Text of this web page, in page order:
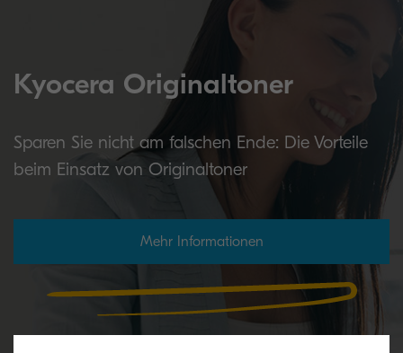
Kyocera Originaltoner
Sparen Sie nicht am falschen Ende: Die Vorteile
beim Einsatz von Originaltoner
Mehr Informationen